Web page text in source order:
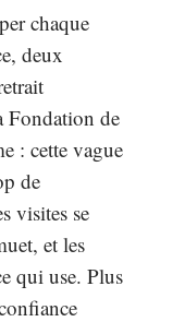
chaque
deux
Fondation de
: cette vague
de
visites se
et les
qui use. Plus